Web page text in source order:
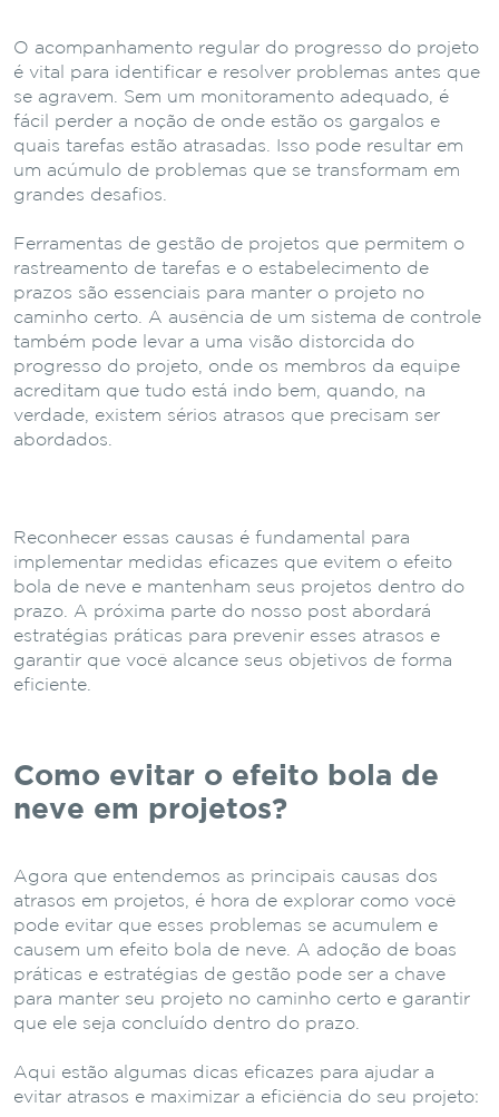
O acompanhamento regular do progresso do projeto
é vital para identificar e resolver problemas antes que
se agravem. Sem um monitoramento adequado, é
fácil perder a noção de onde estão os gargalos e
quais tarefas estão atrasadas. Isso pode resultar em
um acúmulo de problemas que se transformam em
grandes desafios.
Ferramentas de gestão de projetos que permitem o
rastreamento de tarefas e o estabelecimento de
prazos são essenciais para manter o projeto no
caminho certo. A ausência de um sistema de controle
também pode levar a uma visão distorcida do
progresso do projeto, onde os membros da equipe
acreditam que tudo está indo bem, quando, na
verdade, existem sérios atrasos que precisam ser
abordados.
Reconhecer essas causas é fundamental para
implementar medidas eficazes que evitem o efeito
bola de neve e mantenham seus projetos dentro do
prazo. A próxima parte do nosso post abordará
estratégias práticas para prevenir esses atrasos e
garantir que você alcance seus objetivos de forma
eficiente.
Como evitar o efeito bola de
neve em projetos?
Agora que entendemos as principais causas dos
atrasos em projetos, é hora de explorar como você
pode evitar que esses problemas se acumulem e
causem um efeito bola de neve. A adoção de boas
práticas e estratégias de gestão pode ser a chave
para manter seu projeto no caminho certo e garantir
que ele seja concluído dentro do prazo.
Aqui estão algumas dicas eficazes para ajudar a
evitar atrasos e maximizar a eficiência do seu projeto: